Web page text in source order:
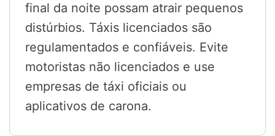
final da noite possam atrair pequenos
distúrbios. Táxis licenciados são
regulamentados e confiáveis. Evite
motoristas não licenciados e use
empresas de táxi oficiais ou
aplicativos de carona.